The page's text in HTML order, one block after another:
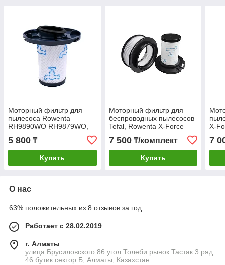
Моторный фильтр для
пылесоса Rowenta
RH9890WO RH9879WO,
Tefal X-Force Flex TY98,
TY99
5 800 ₸
Купить
Моторный фильтр для
беспроводных пылесосов
Tefal, Rowenta X-Force
Flex 11.60 TY98** / 12.60
TY98** / 14.60 TY99**
7 500₸/комплект
Купить
X-
7
О нас
63% положительных из 8 отзывов за год
Работает с 28.02.2019
г. Алматы
улица Брусиловского 86 угол Толеби рынок Тастак 3 ряд
46 бутик сектор Б, Алматы, Казахстан